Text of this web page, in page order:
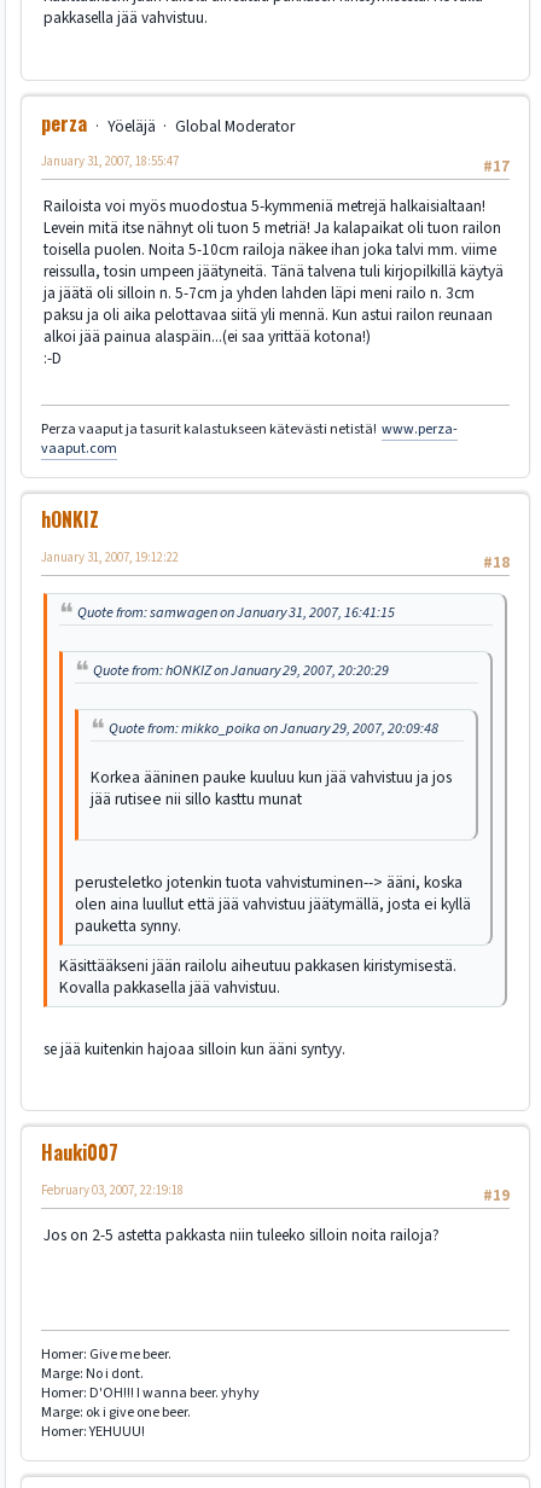
pakkasella jää vahvistuu.
perza Yöeläjä
Global Moderator
#17
January 31, 2007, 18:55:47
Railoista voi myös muodostua 5-kymmeniä metrejä halkaisialtaan!
Levein mitä itse nähnyt oli tuon 5 metriä! Ja kalapaikat oli tuon railon
toisella puolen. Noita 5-10cm railoja näkee ihan joka talvi mm. viime
reissulla, tosin umpeen jäätyneitä. Tänä talvena tuli kirjopilkillä käytyä
ja jäätä oli silloin n. 5-7cm ja yhden lahden läpi meni railo n. 3cm
paksu ja oli aika pelottavaa siitä yli mennä. Kun astui railon reunaan
alkoi jää painua alaspäin...(ei saa yrittää kotona!)
:-D
Perza vaaput ja tasurit kalastukseen kätevästi netistä! www.perza-
vaaput.com
hONKIZ
#18
January 31, 2007, 19:12:22
Quote from: samwagen on January 31, 2007, 16:41:15
Quote from: hONKIZ on January 29, 2007, 20:20:29
Quote from: mikko_poika on January 29, 2007, 20:09:48
Korkea ääninen pauke kuuluu kun jää vahvistuu ja jos
jää rutisee nii sillo kasttu munat
perusteletko jotenkin tuota vahvistuminen--> ääni, koska
olen aina luullut että jää vahvistuu jäätymällä, josta ei kyllä
pauketta synny.
Käsittääkseni jään railolu aiheutuu pakkasen kiristymisestä.
Kovalla pakkasella jää vahvistuu.
se jää kuitenkin hajoaa silloin kun ääni syntyy.
Hauki007
#19
February 03, 2007, 22:19:18
Jos on 2-5 astetta pakkasta niin tuleeko silloin noita railoja?
Homer: Give me beer.
Marge: No i dont.
Homer: D'OH!!! I wanna beer. yhyhy
Marge: ok i give one beer.
Homer: YEHUUU!